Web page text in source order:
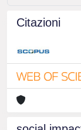
Citazioni